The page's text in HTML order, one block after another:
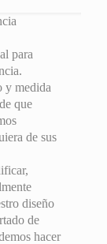
para
y medida
que
de sus
diseño
de
hacer